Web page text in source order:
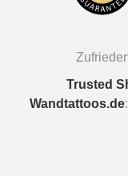
Trusted
Wandtattoos.de: